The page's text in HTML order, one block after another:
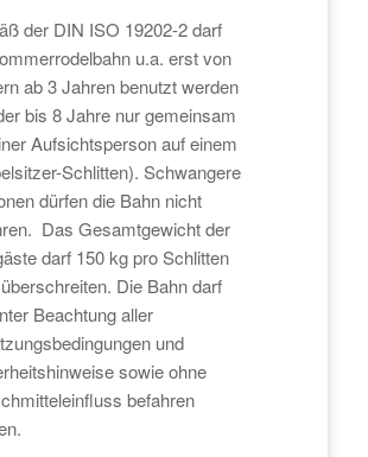
der DIN ISO 19202-2 darf
u.a. erst von
ab 3 Jahren benutzt werden
bis 8 Jahre nur gemeinsam
Aufsichtsperson auf einem
Schlitten). Schwangere
dürfen die Bahn nicht
Das Gesamtgewicht der
darf 150 kg pro Schlitten
Die Bahn darf
Beachtung aller
und
sowie ohne
befahren